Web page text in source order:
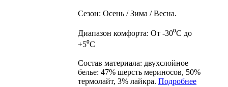
Сезон: Осень / Зима / Весна.
Диапазон комфорта: От -30⁰С до
+5⁰С
Состав материала: двухслойное
белье: 47% шерсть мериносов, 50%
термолайт, 3% лайкра. Подробнее